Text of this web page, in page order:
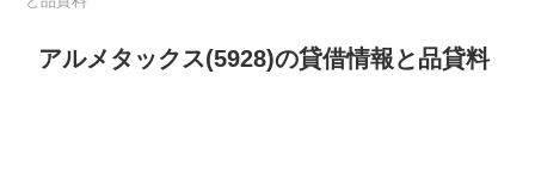
アルメタックス(5928)の貸借情報と品貸料